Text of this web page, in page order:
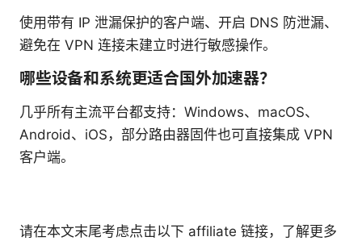
使用带有 IP 泄漏保护的客户端、开启 DNS 防泄漏、
避免在 VPN 连接未建立时进行敏感操作。
哪些设备和系统更适合国外加速器？
几乎所有主流平台都支持：Windows、macOS、
Android、iOS，部分路由器固件也可直接集成 VPN
客户端。
请在本文末尾考虑点击以下 affiliate 链接，了解更多